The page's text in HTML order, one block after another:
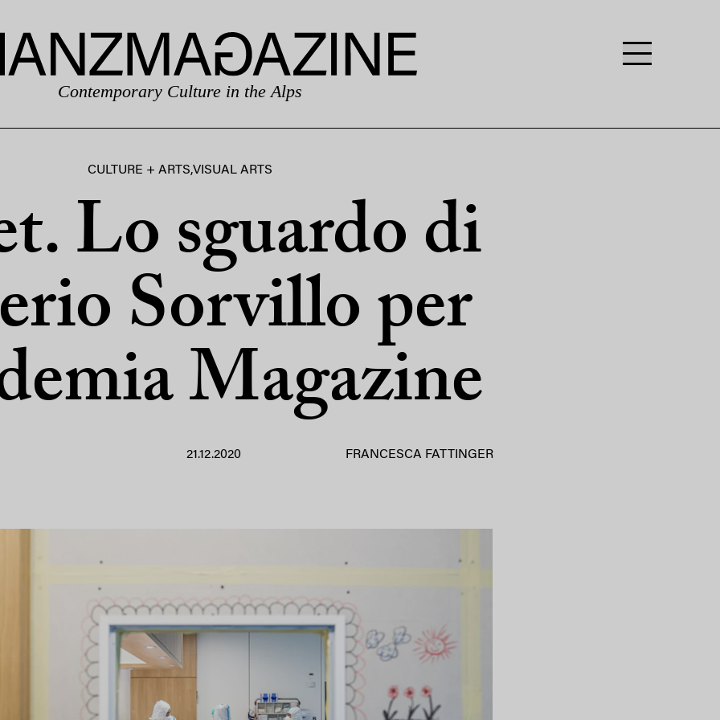
Contemporary Culture in the Alps
CULTURE + ARTS,VISUAL ARTS
Lo sguardo di
Sorvillo per
Magazine
21.12.2020 FRANCESCA FATTINGER